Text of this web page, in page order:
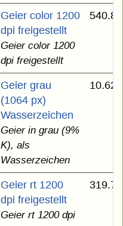
Geier color 1200
dpi freigestellt
Geier color 1200
dpi freigestellt
Geier grau
(1064 px)
Wasserzeichen
Geier in grau (9%
K), als
Wasserzeichen
10.62
Geier rt 1200
dpi freigestellt
Geier rt 1200 dpi